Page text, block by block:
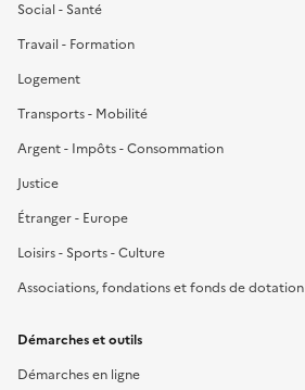
Social - Santé
Travail - Formation
Logement
Transports - Mobilité
Argent - Impôts - Consommation
Justice
Étranger - Europe
Loisirs - Sports - Culture
Associations, fondations et fonds de dotation
Démarches et outils
Démarches en ligne